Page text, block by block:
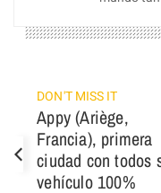
DON'T MISS IT
Appy (Ariège,
Francia), primera
ciudad con todos
vehículo 100%